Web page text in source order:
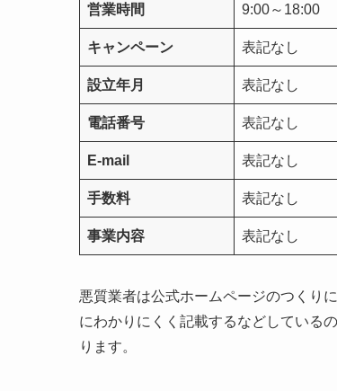
営業時間 9:00～18:00
キャンペーン 表記なし
設立年月 表記なし
電話番号 表記なし
E-mail 表記なし
手数料 表記なし
事業内容 表記なし
悪質業者は公式ホームページのつくり
にわかりにくく記載するなどしている
ります。